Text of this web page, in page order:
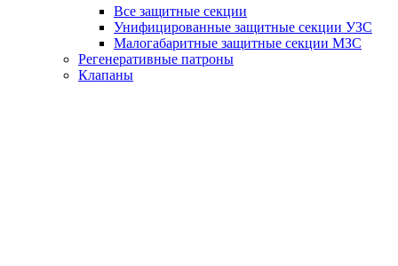
Все защитные секции
Унифицированные защитные секции УЗС
Малогабаритные защитные секции МЗС
Регенеративные патроны
Клапаны